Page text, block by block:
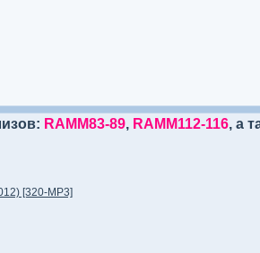
RAMM83-89, RAMM112-116, а
[320-MP3]